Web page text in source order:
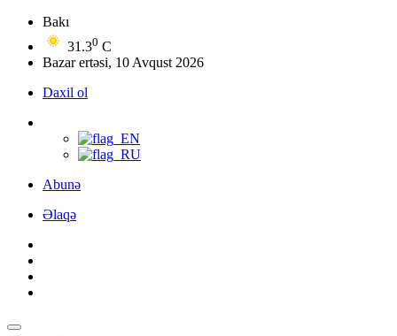
Bakı
31.30 C
Bazar ertəsi, 10 Avqust 2026
Daxil ol
Abunə
Əlaqə